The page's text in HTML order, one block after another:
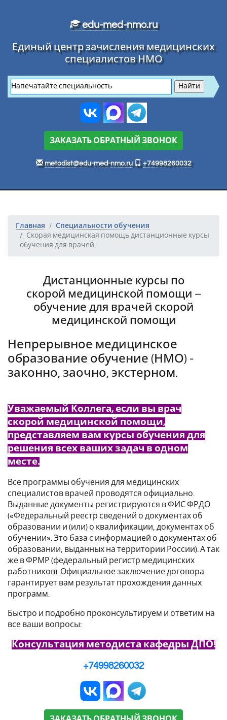
edu-med-nmo.ru
Единый центр зачисления медицинских
специалистов НМО
ЗАКАЗАТЬ ОБРАТНЫЙ ЗВОНОК
metodist@edu-med-nmo.ru +74998260032
Главная
Специальности обучения
Скорая медицинская помощь дистанционные курсы
обучения для врачей
Дистанционные курсы по
скорой медицинской помощи –
обучение для врачей скорой
медицинской помощи
Непрерывное медицинское
образование обучение (НМО) -
законно, заочно, экстерном.
Уважаемый Коллега, если вы врач
скорой медицинской помощи,
представляем вам курсы обучения для
решения всех ваших задач в одном
месте.
Все программы обучения для медицинских
специалистов врачей проводятся официально.
Выданные документы регистрируются в ФИС ФРДО
(«Федеральный реестр сведений о документах об
образовании и (или) о квалификации, документах об
обучении». Это база с информацией о документах об
образовании, выданных на территории России). А так
же в ФРМР (федеральный регистр медицинских
работников). Официальное заключение договора
гарантирует вам результат прохождения данных
программ.
Быстро и подробно проконсультируем и ответим на
все ваши вопросы:
Консультация методиста кафедры ДПО!
+74998260032